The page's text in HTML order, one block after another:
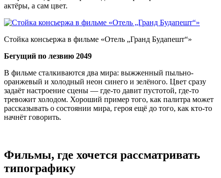
актёры, а сам цвет.
Стойка консьержа в фильме «Отель „Гранд Будапешт“»
Бегущий по лезвию 2049
В фильме сталкиваются два мира: выжженный пыльно-
оранжевый и холодный неон синего и зелёного. Цвет сразу
задаёт настроение сцены — где-то давит пустотой, где-то
тревожит холодом. Хороший пример того, как палитра может
рассказывать о состоянии мира, героя ещё до того, как кто-то
начнёт говорить.
Фильмы, где хочется рассматривать
типографику